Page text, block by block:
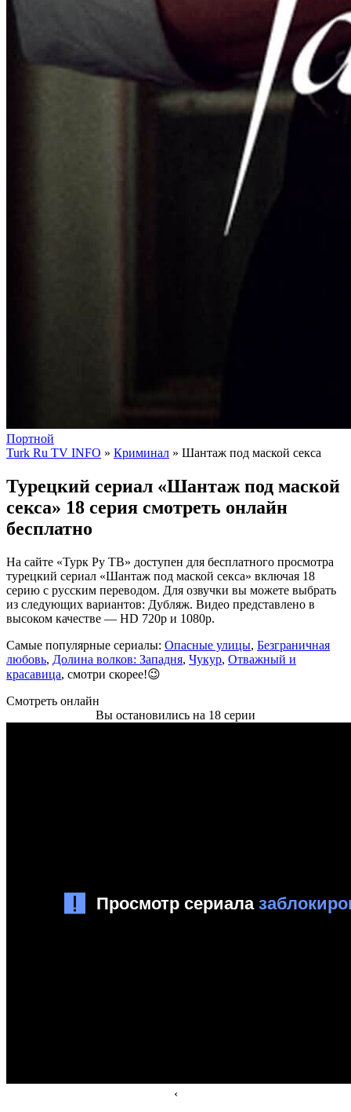
Портной
Turk Ru TV INFO » Криминал » Шантаж под маской секса
Турецкий сериал «Шантаж под маской
секса» 18 серия смотреть онлайн
бесплатно
На сайте «Турк Ру ТВ» доступен для бесплатного просмотра
турецкий сериал «Шантаж под маской секса» включая 18
серию с русским переводом. Для озвучки вы можете выбрать
из следующих вариантов: Дубляж. Видео представлено в
высоком качестве — HD 720p и 1080p.
Самые популярные сериалы: Опасные улицы, Безграничная
любовь, Долина волков: Западня, Чукур, Отважный и
красавица, смотри скорее!😉
Смотреть онлайн
Вы остановились на 18 серии
‹